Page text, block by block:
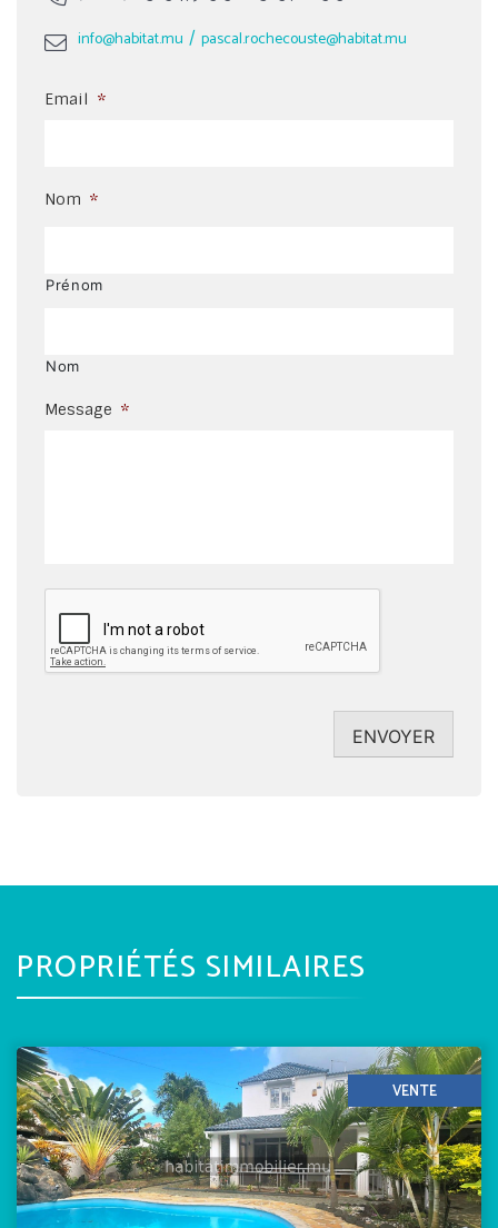
info@habitat.mu / pascal.rochecouste@habitat.mu
Email *
Nom *
Prénom
Nom
Message *
ENVOYER
PROPRIÉTÉS SIMILAIRES
VENTE